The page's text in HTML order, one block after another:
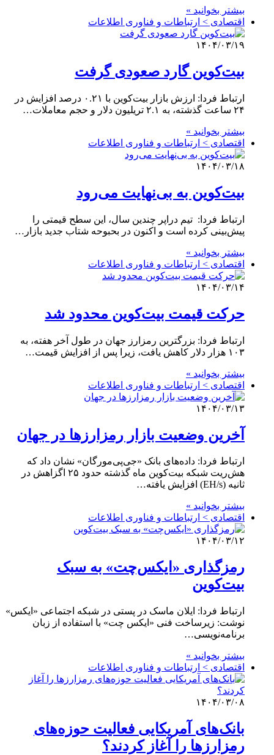
بیشتر بخوانید »
اقتصادی > ارتباطات و فناوری اطلاعات
۱۴۰۴/۰۳/۱۹
بیت‌کوین گارد صعودی گرفت
ارتباط فردا: ارزش بازار بیت‌کوین با ۰.۲۱ درصد افزایش در
۲۴ ساعت گذشته، به ۲.۱ تریلیون دلار و حجم معاملات…
بیشتر بخوانید »
اقتصادی > ارتباطات و فناوری اطلاعات
۱۴۰۴/۰۳/۱۸
بیت‌کوین به بی‌نهایت می‌رود
ارتباط فردا: تیم دراپر چندین سال، این سطح قیمتی را
پیش‌بینی کرده است و اکنون در بحبوحه شتاب جدید بازار…
بیشتر بخوانید »
اقتصادی > ارتباطات و فناوری اطلاعات
۱۴۰۴/۰۳/۱۴
حرکت قیمت بیت‌کوین محدود شد
ارتباط فردا: بزرگترین رمزارز جهان در طول آخر هفته، به
۱۰۳ هزار دلار کاهش یافت، زیرا پس از افزایش قیمت…
بیشتر بخوانید »
اقتصادی > ارتباطات و فناوری اطلاعات
۱۴۰۴/۰۳/۱۳
آخرین وضعیت بازار رمزارزها در جهان
ارتباط فردا: داده‌های بانک «جی‌پی‌مورگان» نشان داد که
هش‌ریت شبکه بیت‌کوین ماه گذشته حدود ۲۵ اگزاهش در
ثانیه (EH/s) افزایش یافته…
بیشتر بخوانید »
اقتصادی > ارتباطات و فناوری اطلاعات
۱۴۰۴/۰۳/۱۲
رمزگذاری «ایکس‌چت» به سبک
بیت‌کوین
ارتباط فردا: ایلان ماسک در پستی در شبکه اجتماعی «ایکس»
نوشت: زیرساخت فنی «ایکس چت» با استفاده از زبان
برنامه‌نویسی…
بیشتر بخوانید »
اقتصادی > ارتباطات و فناوری اطلاعات
۱۴۰۴/۰۳/۰۸
بانک‌های آمریکایی فعالیت حوزه‌های
رمزارزها را آغاز کردند؟